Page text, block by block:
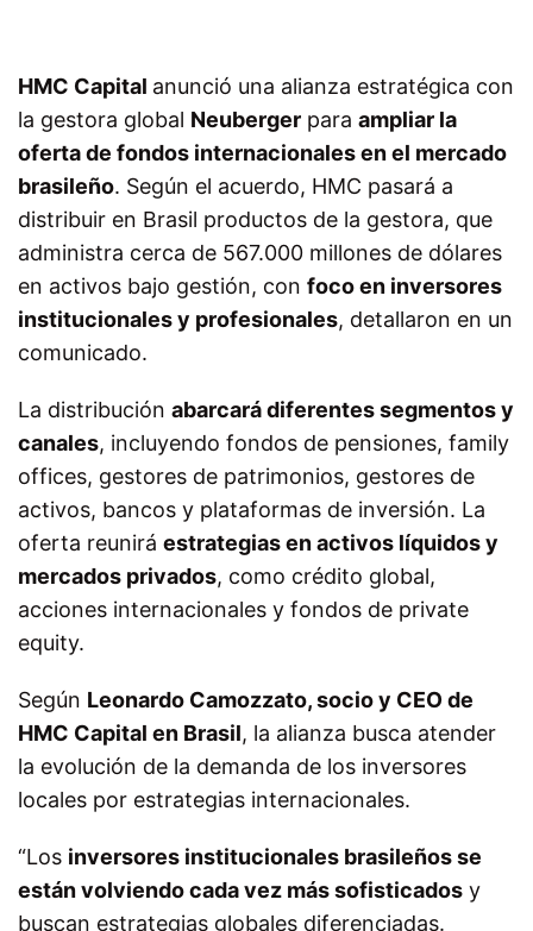
HMC Capital anunció una alianza estratégica con
la gestora global Neuberger para ampliar la
oferta de fondos internacionales en el mercado
brasileño. Según el acuerdo, HMC pasará a
distribuir en Brasil productos de la gestora, que
administra cerca de 567.000 millones de dólares
en activos bajo gestión, con foco en inversores
institucionales y profesionales, detallaron en un
comunicado.
La distribución abarcará diferentes segmentos y
canales, incluyendo fondos de pensiones, family
offices, gestores de patrimonios, gestores de
activos, bancos y plataformas de inversión. La
oferta reunirá estrategias en activos líquidos y
mercados privados, como crédito global,
acciones internacionales y fondos de private
equity.
Según Leonardo Camozzato, socio y CEO de
HMC Capital en Brasil, la alianza busca atender
la evolución de la demanda de los inversores
locales por estrategias internacionales.
“Los inversores institucionales brasileños se
están volviendo cada vez más sofisticados y
buscan estrategias globales diferenciadas.